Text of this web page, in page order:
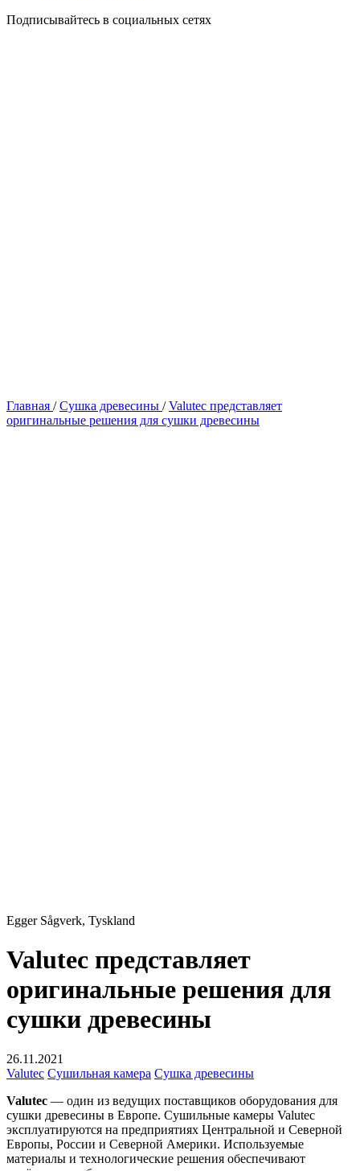
Подписывайтесь в социальных сетях
Главная / Сушка древесины / Valutec представляет
оригинальные решения для сушки древесины
Egger Sågverk, Tyskland
Valutec представляет
оригинальные решения для
сушки древесины
26.11.2021
Valutec Сушильная камера Сушка древесины
Valutec — один из ведущих поставщиков оборудования для
сушки древесины в Европе. Сушильные камеры Valutec
эксплуатируются на предприятиях Центральной и Северной
Европы, России и Северной Америки. Используемые
материалы и технологические решения обеспечивают